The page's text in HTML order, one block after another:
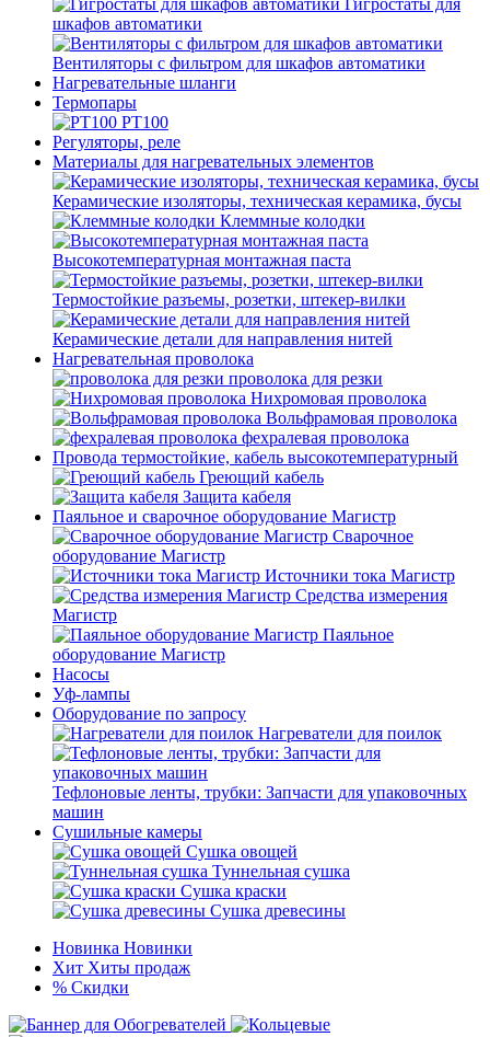
Гигростаты для
шкафов автоматики
Вентиляторы с фильтром для шкафов автоматики
Нагревательные шланги
Термопары
PT100
Регуляторы, реле
Материалы для нагревательных элементов
Керамические изоляторы, техническая керамика, бусы
Клеммные колодки
Высокотемпературная монтажная паста
Термостойкие разъемы, розетки, штекер-вилки
Керамические детали для направления нитей
Нагревательная проволока
проволока для резки
Нихромовая проволока
Вольфрамовая проволока
фехралевая проволока
Провода термостойкие, кабель высокотемпературный
Греющий кабель
Защита кабеля
Паяльное и сварочное оборудование Магистр
Сварочное
оборудование Магистр
Источники тока Магистр
Средства измерения
Магистр
Паяльное
оборудование Магистр
Насосы
Уф-лампы
Оборудование по запросу
Нагреватели для поилок
Тефлоновые ленты, трубки: Запчасти для упаковочных
машин
Сушильные камеры
Сушка овощей
Туннельная сушка
Сушка краски
Сушка древесины
Новинка Новинки
Хит Хиты продаж
% Скидки